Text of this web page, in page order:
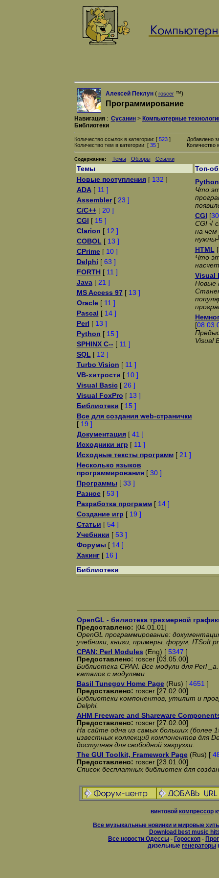
Алексей Пеклун( roscer™)
Программирование
Навигация: Сусанин> Компьютерные
Библиотеки
Количество ссылок в категории: [ 523]
Количество тем в категории: [ 35]
Добавлено
Количество
Содержание: - Темы - Обзоры - Ссылки
Темы
Топ-
Новые поступления[ 132 ]
ADA[ 11 ]
Assembler[ 23 ]
C/C++[ 20 ]
CGI [ 15 ]
Clarion [ 12 ]
COBOL [ 13 ]
CPrime[ 10 ]
Delphi [ 63 ]
FORTH[ 11 ]
Java[ 21 ]
MS Access 97[ 13 ]
Oracle[ 11 ]
Pascal [ 14 ]
Perl [ 13 ]
Python [ 15 ]
SPHINX C-- [ 11 ]
SQL [ 12 ]
Turbo Vision [ 11 ]
VB-хитрости [ 10 ]
Visual Basic[ 26 ]
Visual FoxPro [ 13 ]
Библиотеки [ 15 ]
Все для создания web-странички
[ 19 ]
Документация[ 41 ]
Исходники игр [ 11 ]
Исходные тексты программ[ 21 ]
Несколько языков
программирования[ 30 ]
Программы [ 33 ]
Разное[ 53 ]
Разработка программ[ 14 ]
Создание игр [ 19 ]
Статьи [ 54 ]
Учебники [ 53 ]
Форумы [ 14 ]
Хакинг[ 16 ]
Python
Что
CGI [
CGI √
на чем
HTML [
Что
Visual
Новые
[
Visual
Библиотеки
OpenGL - билиотека трехмерной
Предоставлено: [04.01.01]
OpenGL программирование:
учебники, книги, примеры, форум, ITSoft
CPAN: Perl Modules (Eng) [ 5347 ]
Предоставлено: roscer [03.05.00]
Библиотека CPAN. Все модули для Perl
каталог с модулями
Basil Tunegov Home Page(Rus) [ 4651 ]
Предоставлено: roscer [27.02.00]
Библиотеки компонентов, утилит и
Delphi.
AHM Freeware and Shareware
Предоставлено: roscer [27.02.00]
На сайте одна из самых больших (более
известных коллекций компонентов для
доступная для свободной загрузки.
The GUI Toolkit, Framework Page(Rus) [
Предоставлено: roscer [23.01.00]
Список бесплатных библиотек для
винтовой компрессор
Все музыкальные новинки и мировые
Download best music
Все новости Одессы - Гороскоп -
дизельные генераторы